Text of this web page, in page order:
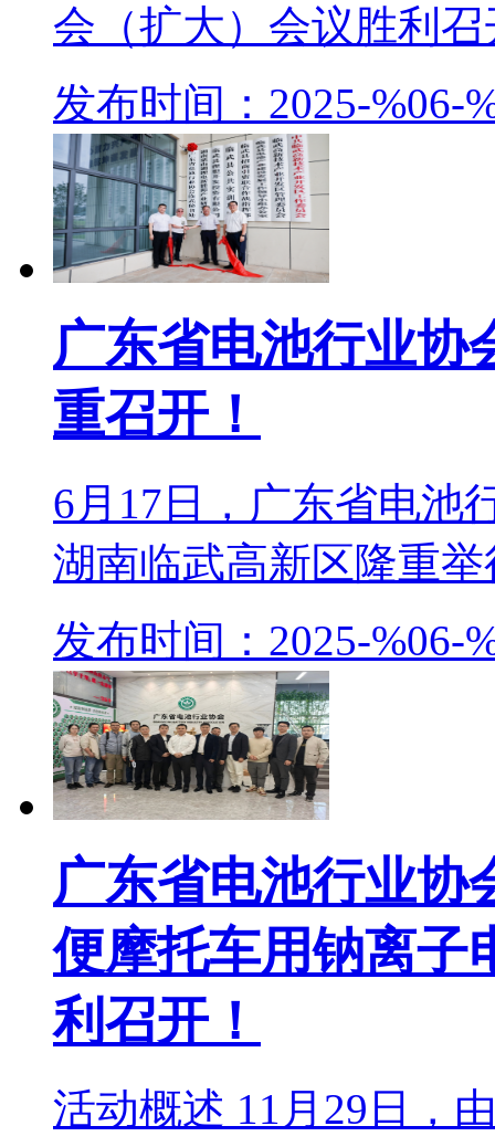
会（扩大）会议胜利
发布时间：2025-%06-
广东省电池行业协
重召开！
6月17日，广东省电池
湖南临武高新区隆重举
发布时间：2025-%06-
广东省电池行业协
便摩托车用钠离子
利召开！
活动概述 11月29日，